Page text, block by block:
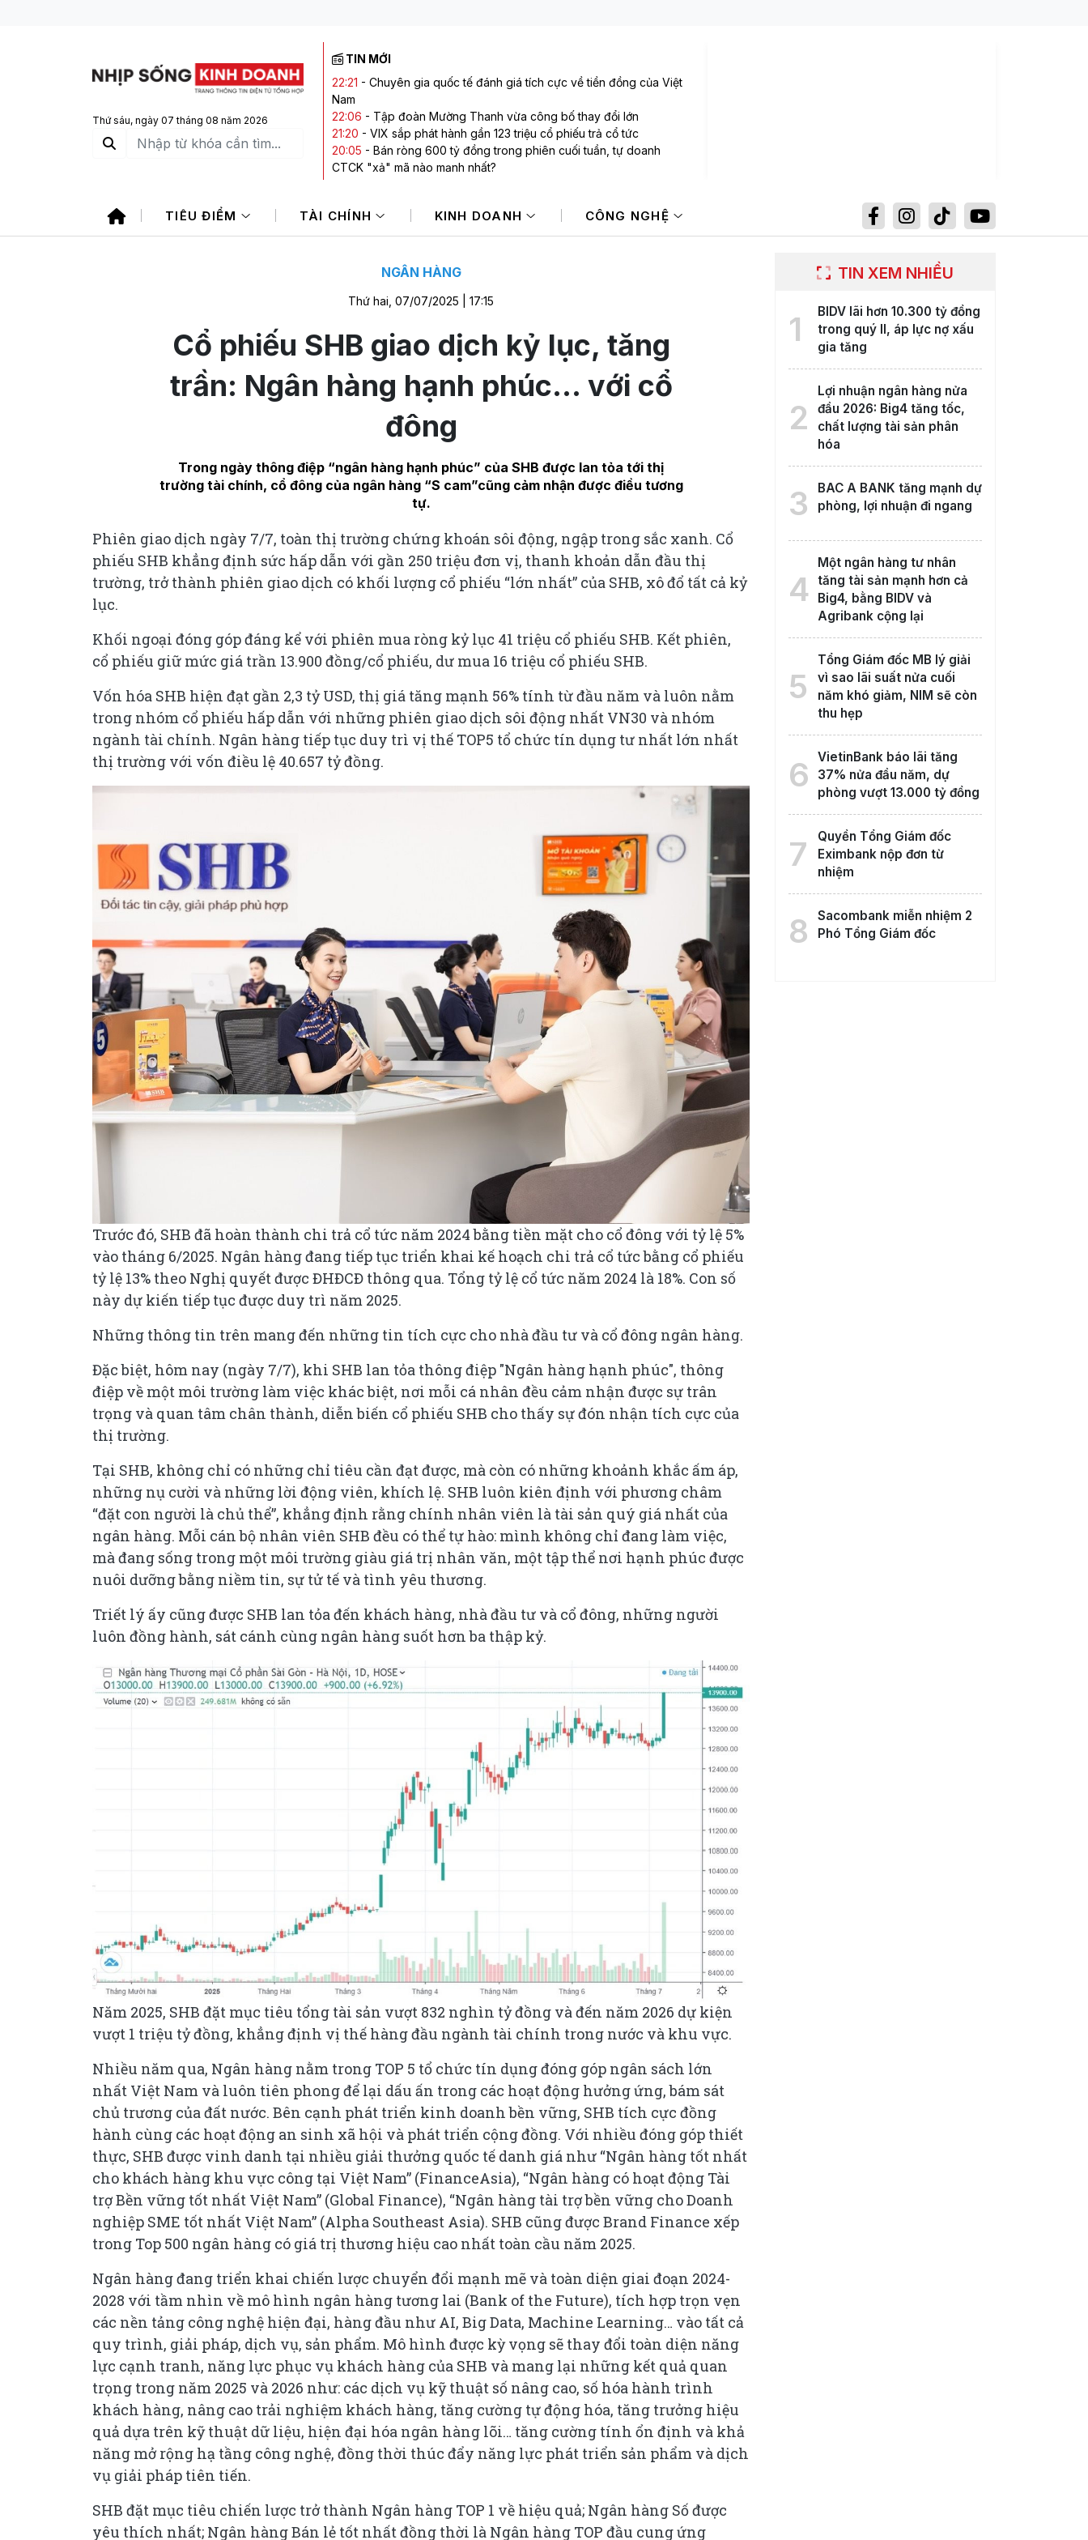
Thứ sáu, ngày 07 tháng 08 năm 2026
TIN MỚI
22:21 - Chuyên gia quốc tế đánh giá tích cực về tiền đồng của Việt
Nam
22:06 - Tập đoàn Mường Thanh vừa công bố thay đổi lớn
21:20 - VIX sắp phát hành gần 123 triệu cổ phiếu trả cổ tức
20:05 - Bán ròng 600 tỷ đồng trong phiên cuối tuần, tự doanh
CTCK "xả" mã nào mạnh nhất?
19:50- VPBank tiếp tục huy động 1.600 tỷ đồng qua kênh trái
phiếu
TIÊU ĐIỂM TÀI CHÍNH KINH DOANH CÔNG NGHỆ
NGÂN HÀNG
Thứ hai, 07/07/2025 | 17:15
Cổ phiếu SHB giao dịch kỷ lục, tăng
trần: Ngân hàng hạnh phúc… với cổ
đông
Trong ngày thông điệp “ngân hàng hạnh phúc” của SHB được lan tỏa tới thị
trường tài chính, cổ đông của ngân hàng “S cam”cũng cảm nhận được điều tương
tự.
Phiên giao dịch ngày 7/7, toàn thị trường chứng khoán sôi động, ngập trong sắc xanh. Cổ
phiếu SHB khẳng định sức hấp dẫn với gần 250 triệu đơn vị, thanh khoản dẫn đầu thị
trường, trở thành phiên giao dịch có khối lượng cổ phiếu “lớn nhất” của SHB, xô đổ tất cả kỷ
lục.
Khối ngoại đóng góp đáng kể với phiên mua ròng kỷ lục 41 triệu cổ phiếu SHB. Kết phiên,
cổ phiếu giữ mức giá trần 13.900 đồng/cổ phiếu, dư mua 16 triệu cổ phiếu SHB.
Vốn hóa SHB hiện đạt gần 2,3 tỷ USD, thị giá tăng mạnh 56% tính từ đầu năm và luôn nằm
trong nhóm cổ phiếu hấp dẫn với những phiên giao dịch sôi động nhất VN30 và nhóm
ngành tài chính. Ngân hàng tiếp tục duy trì vị thế TOP5 tổ chức tín dụng tư nhất lớn nhất
thị trường với vốn điều lệ 40.657 tỷ đồng.
Trước đó, SHB đã hoàn thành chi trả cổ tức năm 2024 bằng tiền mặt cho cổ đông với tỷ lệ 5%
vào tháng 6/2025. Ngân hàng đang tiếp tục triển khai kế hoạch chi trả cổ tức bằng cổ phiếu
tỷ lệ 13% theo Nghị quyết được ĐHĐCĐ thông qua. Tổng tỷ lệ cổ tức năm 2024 là 18%. Con số
này dự kiến tiếp tục được duy trì năm 2025.
Những thông tin trên mang đến những tin tích cực cho nhà đầu tư và cổ đông ngân hàng.
Đặc biệt, hôm nay (ngày 7/7), khi SHB lan tỏa thông điệp "Ngân hàng hạnh phúc", thông
điệp về một môi trường làm việc khác biệt, nơi mỗi cá nhân đều cảm nhận được sự trân
trọng và quan tâm chân thành, diễn biến cổ phiếu SHB cho thấy sự đón nhận tích cực của
thị trường.
Tại SHB, không chỉ có những chỉ tiêu cần đạt được, mà còn có những khoảnh khắc ấm áp,
những nụ cười và những lời động viên, khích lệ. SHB luôn kiên định với phương châm
“đặt con người là chủ thể”, khẳng định rằng chính nhân viên là tài sản quý giá nhất của
ngân hàng. Mỗi cán bộ nhân viên SHB đều có thể tự hào: mình không chỉ đang làm việc,
mà đang sống trong một môi trường giàu giá trị nhân văn, một tập thể nơi hạnh phúc được
nuôi dưỡng bằng niềm tin, sự tử tế và tình yêu thương.
Triết lý ấy cũng được SHB lan tỏa đến khách hàng, nhà đầu tư và cổ đông, những người
luôn đồng hành, sát cánh cùng ngân hàng suốt hơn ba thập kỷ.
Năm 2025, SHB đặt mục tiêu tổng tài sản vượt 832 nghìn tỷ đồng và đến năm 2026 dự kiện
vượt 1 triệu tỷ đồng, khẳng định vị thế hàng đầu ngành tài chính trong nước và khu vực.
Nhiều năm qua, Ngân hàng nằm trong TOP 5 tổ chức tín dụng đóng góp ngân sách lớn
nhất Việt Nam và luôn tiên phong để lại dấu ấn trong các hoạt động hưởng ứng, bám sát
chủ trương của đất nước. Bên cạnh phát triển kinh doanh bền vững, SHB tích cực đồng
hành cùng các hoạt động an sinh xã hội và phát triển cộng đồng. Với nhiều đóng góp thiết
thực, SHB được vinh danh tại nhiều giải thưởng quốc tế danh giá như “Ngân hàng tốt nhất
cho khách hàng khu vực công tại Việt Nam” (FinanceAsia), “Ngân hàng có hoạt động Tài
trợ Bền vững tốt nhất Việt Nam” (Global Finance), “Ngân hàng tài trợ bền vững cho Doanh
nghiệp SME tốt nhất Việt Nam” (Alpha Southeast Asia). SHB cũng được Brand Finance xếp
trong Top 500 ngân hàng có giá trị thương hiệu cao nhất toàn cầu năm 2025.
Ngân hàng đang triển khai chiến lược chuyển đổi mạnh mẽ và toàn diện giai đoạn 2024-
2028 với tầm nhìn về mô hình ngân hàng tương lai (Bank of the Future), tích hợp trọn vẹn
các nền tảng công nghệ hiện đại, hàng đầu như AI, Big Data, Machine Learning… vào tất cả
quy trình, giải pháp, dịch vụ, sản phẩm. Mô hình được kỳ vọng sẽ thay đổi toàn diện năng
lực cạnh tranh, năng lực phục vụ khách hàng của SHB và mang lại những kết quả quan
trọng trong năm 2025 và 2026 như: các dịch vụ kỹ thuật số nâng cao, số hóa hành trình
khách hàng, nâng cao trải nghiệm khách hàng, tăng cường tự động hóa, tăng trưởng hiệu
quả dựa trên kỹ thuật dữ liệu, hiện đại hóa ngân hàng lõi… tăng cường tính ổn định và khả
năng mở rộng hạ tầng công nghệ, đồng thời thúc đẩy năng lực phát triển sản phẩm và dịch
vụ giải pháp tiên tiến.
SHB đặt mục tiêu chiến lược trở thành Ngân hàng TOP 1 về hiệu quả; Ngân hàng Số được
yêu thích nhất; Ngân hàng Bán lẻ tốt nhất đồng thời là Ngân hàng TOP đầu cung ứng
TIN XEM NHIỀU
1
BIDV lãi hơn 10.300 tỷ đồng
trong quý II, áp lực nợ xấu
gia tăng
2
Lợi nhuận ngân hàng nửa
đầu 2026: Big4 tăng tốc,
chất lượng tài sản phân
hóa
3
BAC A BANK tăng mạnh dự
phòng, lợi nhuận đi ngang
4
Một ngân hàng tư nhân
tăng tài sản mạnh hơn cả
Big4, bằng BIDV và
Agribank cộng lại
5
Tổng Giám đốc MB lý giải
vì sao lãi suất nửa cuối
năm khó giảm, NIM sẽ còn
thu hẹp
6
VietinBank báo lãi tăng
37% nửa đầu năm, dự
phòng vượt 13.000 tỷ đồng
7
Quyền Tổng Giám đốc
Eximbank nộp đơn từ
nhiệm
8
Sacombank miễn nhiệm 2
Phó Tổng Giám đốc